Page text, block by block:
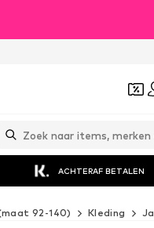
ACHTERAF BETALEN
92-140) Kleding